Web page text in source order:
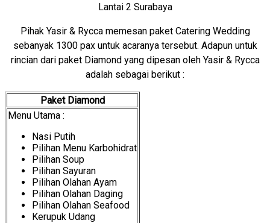
Lantai 2 Surabaya
Pihak Yasir & Rycca memesan paket Catering Wedding
sebanyak 1300 pax untuk acaranya tersebut. Adapun untuk
rincian dari paket Diamond yang dipesan oleh Yasir & Rycca
adalah sebagai berikut :
Paket Diamond
Menu Utama :
Nasi Putih
Pilihan Menu Karbohidrat
Pilihan Soup
Pilihan Sayuran
Pilihan Olahan Ayam
Pilihan Olahan Daging
Pilihan Olahan Seafood
Kerupuk Udang